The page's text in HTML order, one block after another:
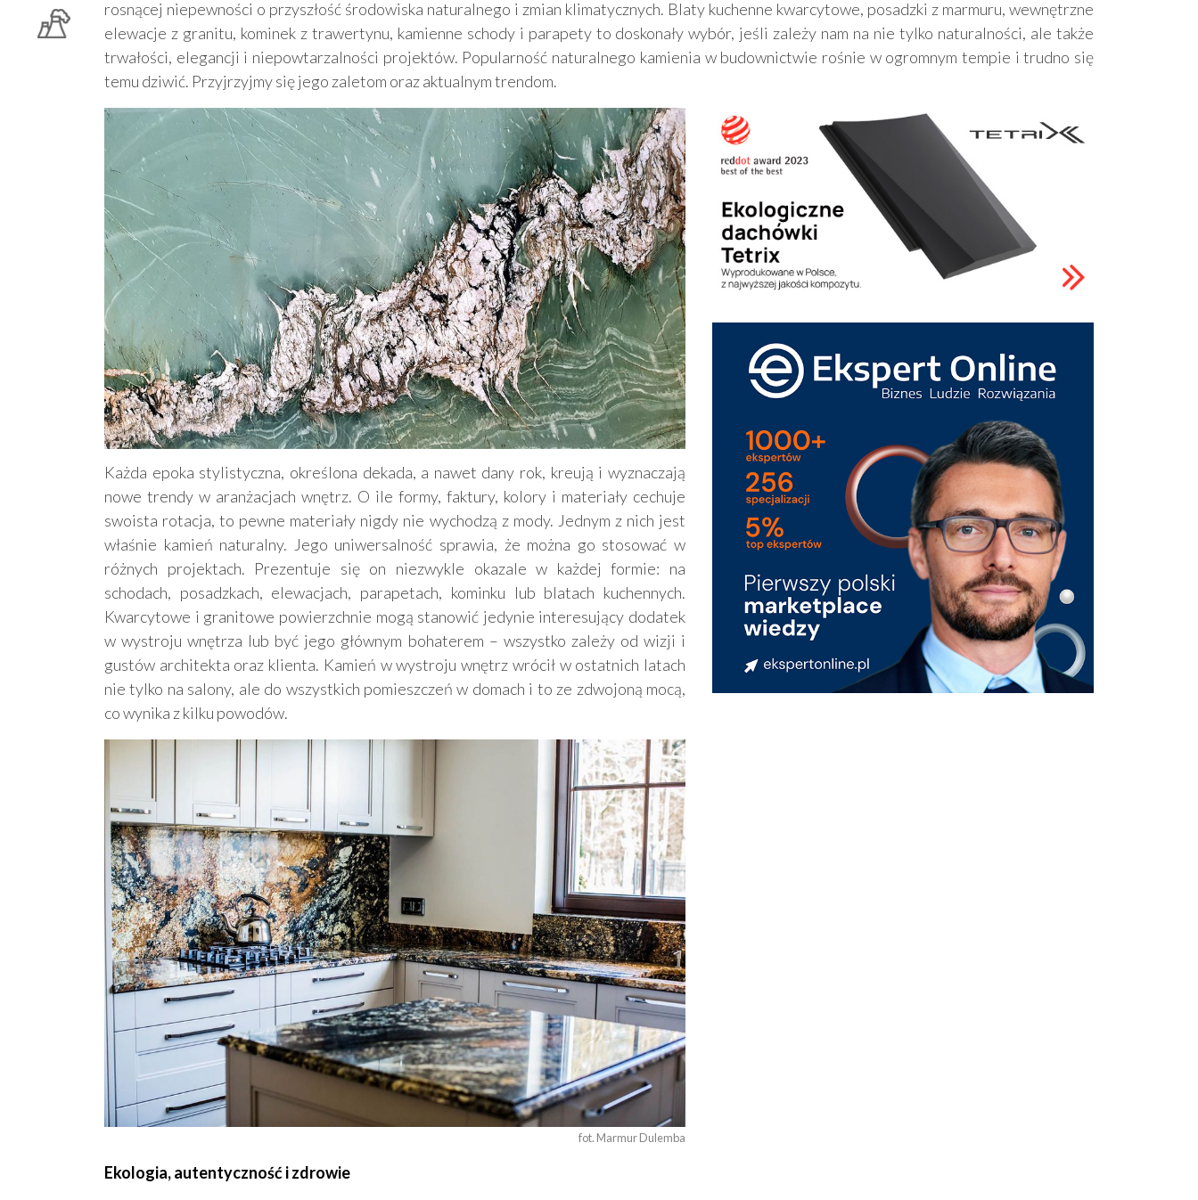
rosnącej niepewności o przyszłość środowiska naturalnego i zmian klimatycznych. Blaty kuchenne kwarcytowe, posadzki z marmuru, wewnętrzne
elewacje z granitu, kominek z trawertynu, kamienne schody i parapety to doskonały wybór, jeśli zależy nam na nie tylko naturalności, ale także
trwałości, elegancji i niepowtarzalności projektów. Popularność naturalnego kamienia w budownictwie rośnie w ogromnym tempie i trudno się
temu dziwić. Przyjrzyjmy się jego zaletom oraz aktualnym trendom.
Każda epoka stylistyczna, określona dekada, a nawet dany rok, kreują i wyznaczają
nowe trendy w aranżacjach wnętrz. O ile formy, faktury, kolory i materiały cechuje
swoista rotacja, to pewne materiały nigdy nie wychodzą z mody. Jednym z nich jest
właśnie kamień naturalny. Jego uniwersalność sprawia, że można go stosować w
różnych projektach. Prezentuje się on niezwykle okazale w każdej formie: na
schodach, posadzkach, elewacjach, parapetach, kominku lub blatach kuchennych.
Kwarcytowe i granitowe powierzchnie mogą stanowić jedynie interesujący dodatek
w wystroju wnętrza lub być jego głównym bohaterem – wszystko zależy od wizji i
gustów architekta oraz klienta. Kamień w wystroju wnętrz wrócił w ostatnich latach
nie tylko na salony, ale do wszystkich pomieszczeń w domach i to ze zdwojoną mocą,
co wynika z kilku powodów.
fot. Marmur Dulemba
Ekologia, autentyczność i zdrowie